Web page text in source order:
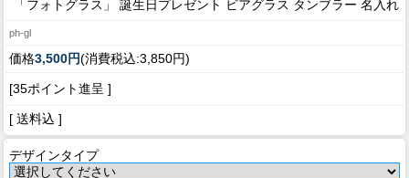
「フォトグラス」 誕生日プレゼント ビアグラス タンブラー 名入れ
ph-gl
価格3,500円(消費税込:3,850円)
[35ポイント進呈 ]
[ 送料込 ]
デザインタイプ